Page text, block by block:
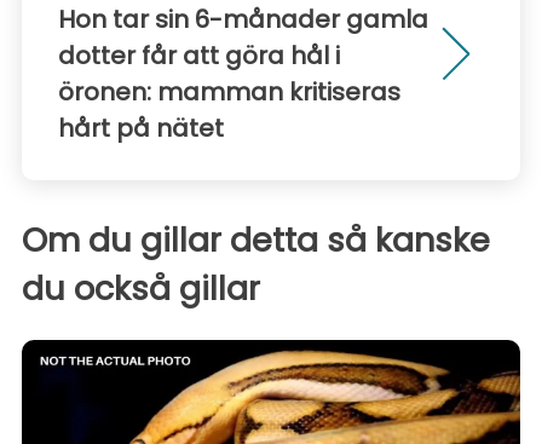
Hon tar sin 6-månader gamla
dotter får att göra hål i
öronen: mamman kritiseras
hårt på nätet
Om du gillar detta så kanske
du också gillar